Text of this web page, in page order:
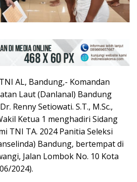
AL, Bandung,- Komandan
Laut (Danlanal) Bandung
Renny Setiowati. S.T., M.Sc.,
Ketua 1 menghadiri Sidang
TNI TA. 2024 Panitia Seleksi
Bandung, bertempat di
Jalan Lombok No. 10 Kota
2024).